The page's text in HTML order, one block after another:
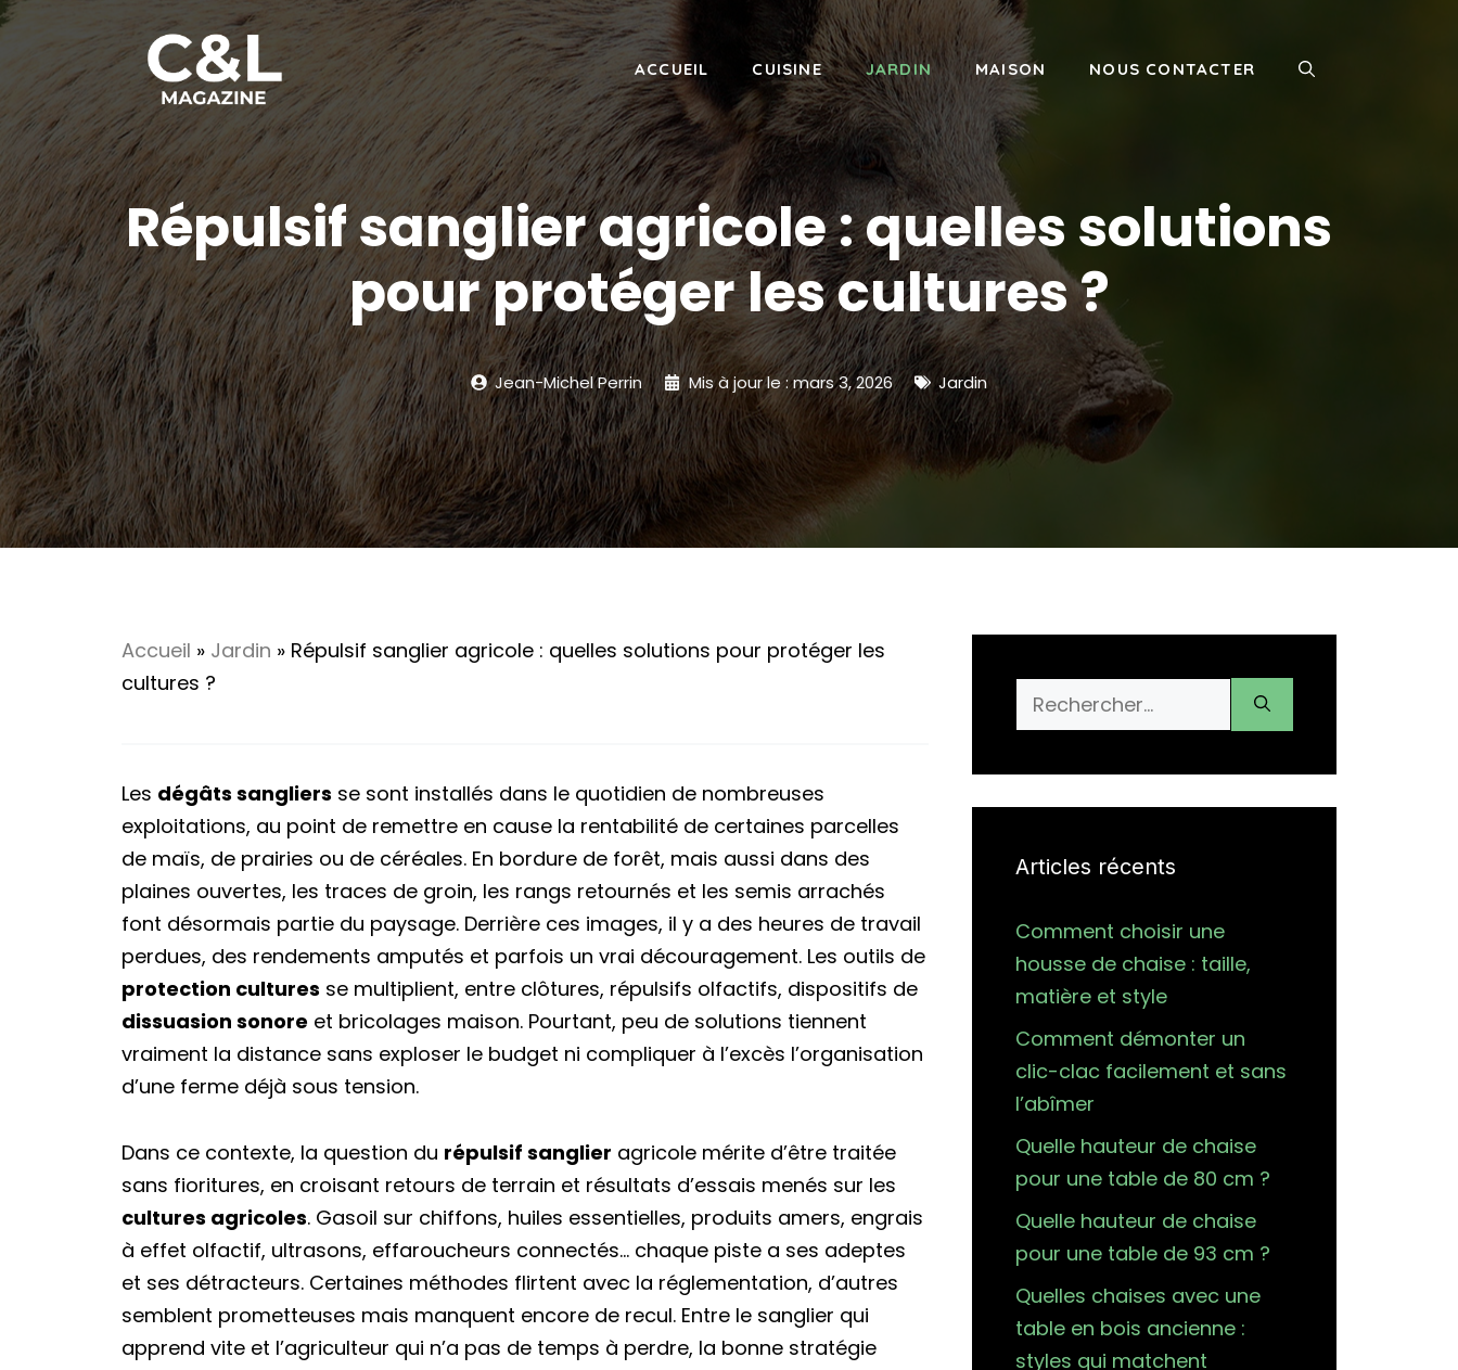
Aller
contenu
ACCUEIL CUISINE JARDIN MAISON NOUS CONTACTER
Répulsif sanglier agricole : quelles solutions
pour protéger les cultures ?
Jean-Michel Perrin Mis à jour le :mars 3, 2026 Jardin
Accueil » Jardin » Répulsif sanglier agricole : quelles solutions pour protéger les
cultures ?
Les dégâts sangliers se sont installés dans le quotidien de nombreuses
exploitations, au point de remettre en cause la rentabilité de certaines parcelles
de maïs, de prairies ou de céréales. En bordure de forêt, mais aussi dans des
plaines ouvertes, les traces de groin, les rangs retournés et les semis arrachés
font désormais partie du paysage. Derrière ces images, il y a des heures de travail
perdues, des rendements amputés et parfois un vrai découragement. Les outils de
protection cultures se multiplient, entre clôtures, répulsifs olfactifs, dispositifs de
dissuasion sonore et bricolages maison. Pourtant, peu de solutions tiennent
vraiment la distance sans exploser le budget ni compliquer à l’excès l’organisation
d’une ferme déjà sous tension.
Dans ce contexte, la question du répulsif sanglier agricole mérite d’être traitée
sans fioritures, en croisant retours de terrain et résultats d’essais menés sur les
cultures agricoles. Gasoil sur chiffons, huiles essentielles, produits amers, engrais
à effet olfactif, ultrasons, effaroucheurs connectés… chaque piste a ses adeptes
et ses détracteurs. Certaines méthodes flirtent avec la réglementation, d’autres
semblent prometteuses mais manquent encore de recul. Entre le sanglier qui
apprend vite et l’agriculteur qui n’a pas de temps à perdre, la bonne stratégie
Rechercher :
Articles récents
Comment choisir une
housse de chaise : taille,
matière et style
Comment démonter un
clic-clac facilement et sans
l’abîmer
Quelle hauteur de chaise
pour une table de 80 cm ?
Quelle hauteur de chaise
pour une table de 93 cm ?
Quelles chaises avec une
table en bois ancienne :
styles qui matchent